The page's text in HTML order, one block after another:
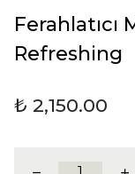
Ferahlatıcı
Refreshing
₺ 2,150.00